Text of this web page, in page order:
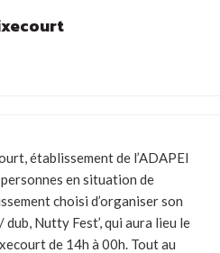
établissement de l’ADAPEI
en situation de
choisi d’organiser son
Nutty Fest’, qui aura lieu le
de 14h à 00h. Tout au